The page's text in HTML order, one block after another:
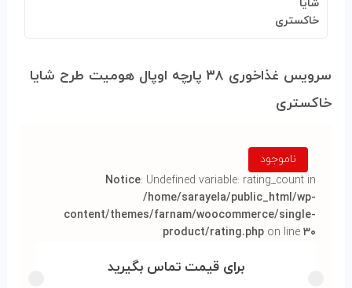
سرویس غذاخوری ۳۸ پارچه اوپال هومیت طرح شایا
خاکستری
ناموجود
Notice: Undefined variable: rating_count in
/home/sarayela/public_html/wp-
content/themes/farnam/woocommerce/single-
product/rating.php on line۳۰
برای قیمت تماس بگیرید